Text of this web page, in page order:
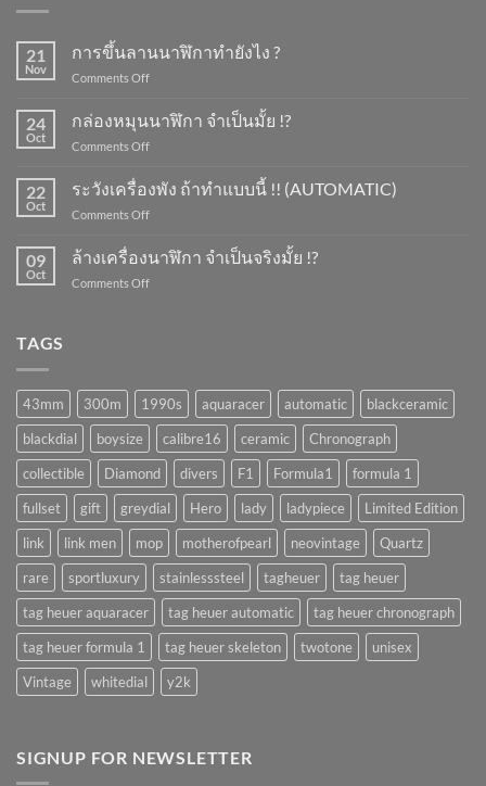
21
Nov
การขึ้นลานนาฬิกาทำยังไง ?
Comments Offon
ลาน
นาฬิกา
ยัง
24
Oct
กล่องหมุนนาฬิกา จำเป็นมั้ย !?
Comments Offon
หมุน
นาฬิกา
จำเป็น
!?
22
Oct
ระวังเครื่องพัง ถ้าทำแบบนี้ !! (AUTOMATIC)
Comments Offon
เครื่อง
พัง
ถ้า
09
Oct
ล้างเครื่องนาฬิกา จำเป็นจริงมั้ย !?
Comments Offon
มั้ย
!?
TAGS
43mm 300m 1990s aquaracer automatic
blackceramic
blackdial
boysize calibre16 ceramic
Chronograph
collectible
Diamond divers F1 Formula1
formula 1
fullset
gift greydial Hero lady ladypiece
Limited Edition
link
link men mop motherofpearl neovintage
Quartz
rare
sportluxury stainlesssteel tagheuer
tag heuer
tag heuer aquaracer
tag heuer automatic
tag heuer chronograph
tag heuer formula 1
tag heuer skeleton twotone
unisex
Vintage
whitedial y2k
SIGNUP FOR NEWSLETTER